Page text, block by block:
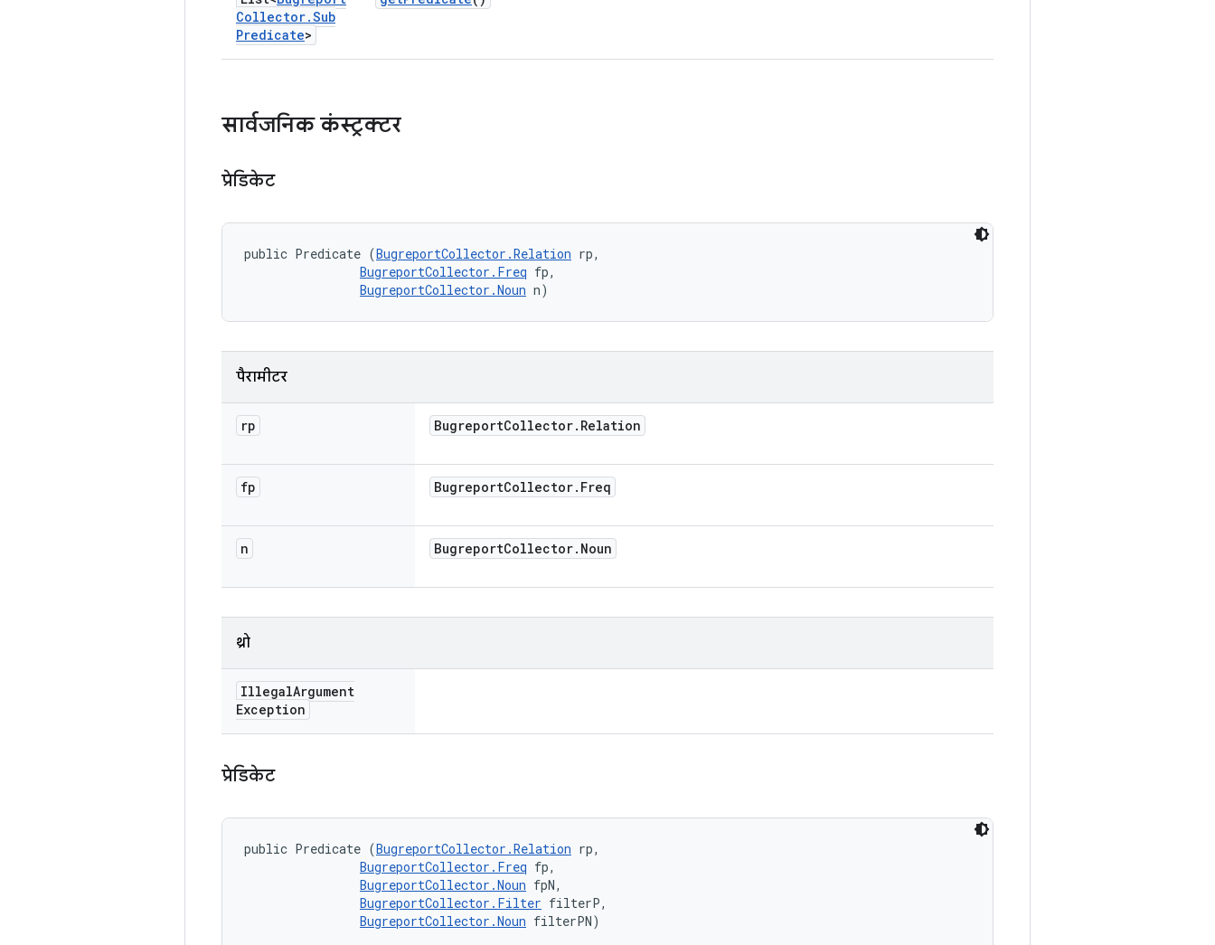
Collector.Sub
Predicate>
सार्वजनिक कंस्ट्रक्टर
प्रेडिकेट
public Predicate (BugreportCollector.Relation rp,
BugreportCollector.Freq fp,
BugreportCollector.Noun n)
पैरामीटर
rp BugreportCollector. Relation
fp BugreportCollector. Freq
n BugreportCollector. Noun
थ्रो
IllegalArgument
Exception
प्रेडिकेट
public Predicate (BugreportCollector.Relation rp,
BugreportCollector.Freq fp,
BugreportCollector.Noun fpN,
BugreportCollector.Filter filterP,
BugreportCollector.Noun filterPN)